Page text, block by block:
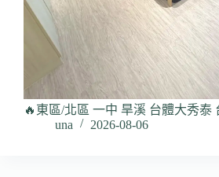
🔥東區/北區 一中 旱溪 台體大秀
una
2026-08-06